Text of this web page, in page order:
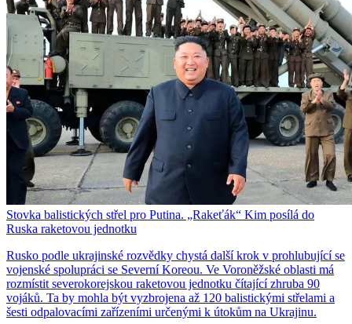
Stovka balistických střel pro Putina. „Rakeťák“ Kim posílá do
Ruska raketovou jednotku
Rusko podle ukrajinské rozvědky chystá další krok v prohlubující se
vojenské spolupráci se Severní Koreou. Ve Voroněžské oblasti má
rozmístit severokorejskou raketovou jednotku čítající zhruba 90
vojáků. Ta by mohla být vyzbrojena až 120 balistickými střelami a
šesti odpalovacími zařízeními určenými k útokům na Ukrajinu.